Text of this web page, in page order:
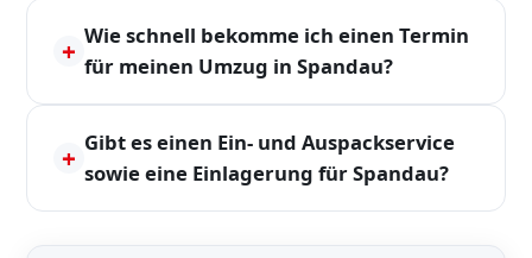
+ Wie schnell bekomme ich einen Termin
für meinen Umzug in Spandau?
+ Gibt es einen Ein- und Auspackservice
sowie eine Einlagerung für Spandau?